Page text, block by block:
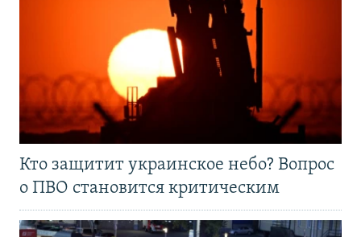
Кто защитит украинское небо? Вопрос
о ПВО становится критическим